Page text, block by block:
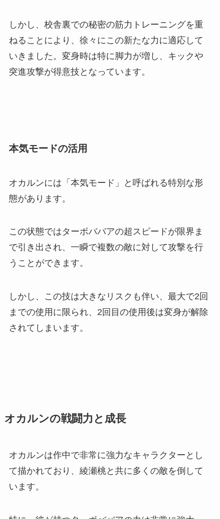
しかし、校舎裏での秘密の筋力トレーニングを重
ねることにより、徐々にこの新たな力に適応して
いきました。変身時は特に脚力が増し、キックや
突進攻撃が得意技となっています。
本気モードの活用
オカルンには「本気モード」と呼ばれる特別な形
態があります。
この状態ではターボババアの超スピードが限界ま
で引き出され、一瞬で複数の敵に対して攻撃を行
うことができます。
しかし、この技は大きなリスクも伴い、最大で2回
までの使用に限られ、2回目の使用後は変身が解除
されてしまいます。
オカルンの戦闘力と成長
オカルンは作中で非常に強力なキャラクターとし
て描かれており、綾瀬桃と共に多くの敵を倒して
います。